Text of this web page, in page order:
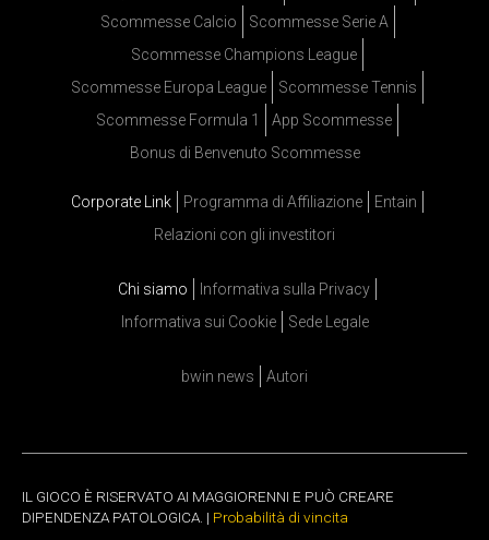
Scommesse Calcio
Scommesse Serie A
Scommesse Champions League
Scommesse Europa League
Scommesse Tennis
Scommesse Formula 1
App Scommesse
Bonus di Benvenuto Scommesse
Corporate Link Programma di Affiliazione
Entain
Relazioni con gli investitori
Chi siamo
Informativa sulla Privacy
Informativa sui Cookie
Sede Legale
bwin news Autori
IL GIOCO È RISERVATO AI MAGGIORENNI E PUÒ CREARE
DIPENDENZA PATOLOGICA. | Probabilità di vincita